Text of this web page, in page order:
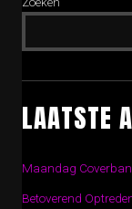
LAATSTE
Maandag
Betoverend